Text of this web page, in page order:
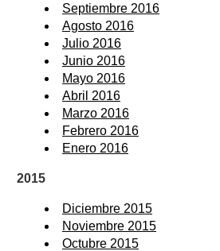
Septiembre 2016
Agosto 2016
Julio 2016
Junio 2016
Mayo 2016
Abril 2016
Marzo 2016
Febrero 2016
Enero 2016
2015
Diciembre 2015
Noviembre 2015
Octubre 2015